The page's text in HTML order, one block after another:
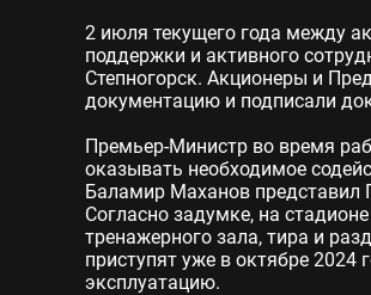
2 июля текущего года между
поддержки и активного
Степногорск. Акционеры и
документацию и подписали
Премьер-Министр во время
оказывать необходимое
Баламир Маханов представил
Согласно задумке, на
тренажерного зала, тира и
приступят уже в октябре 2024
эксплуатацию.